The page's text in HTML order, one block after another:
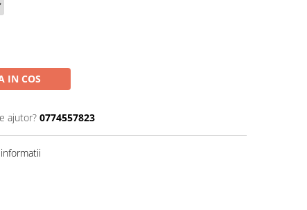
IN COS
ajutor? 0774557823